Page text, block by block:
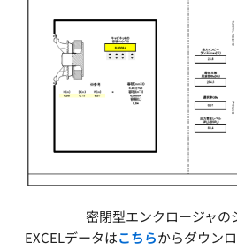
密閉型エンクロージャの
EXCELデータはこちらからダウン